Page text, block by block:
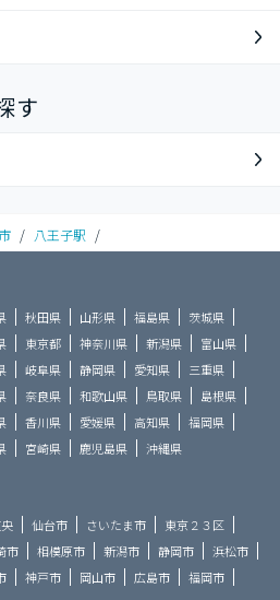
す
/ 八王子駅 /
秋田県 山形県 福島県
茨城県
東京都 神奈川県 新潟県
富山県
岐阜県 静岡県 愛知県
三重県
奈良県 和歌山県 鳥取県
島根県
香川県 愛媛県 高知県
福岡県
宮崎県 鹿児島県 沖縄県
仙台市 さいたま市
東京２３区
市 相模原市 新潟市 静岡市
浜松市
神戸市 岡山市 広島市
福岡市